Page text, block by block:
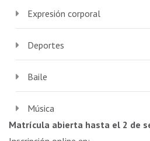
Expresión corporal
Deportes
Baile
Música
Matrícula abierta hasta el 2 de